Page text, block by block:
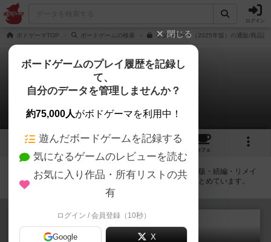
ログイン
ボドゲーマTOP ボードゲームの検索 モダンアート（2025年版）の通販/商品詳
モダンアート
拡張/関連作品 5件
10 4 64
カフェ
モダンアートに紐付いているボードゲーム一覧です。拡張版・続編・リメイ
ク版などの同じシリーズを中心に、関連性の強い作品をまとめています。
閉じる
ボードゲームのプレイ履歴を記録し
て、
自分のデータを管理しませんか？
約75,000人がボドゲーマを利用中！
遊んだボードゲームを記録する
気になるゲームのレビューを読む
お気に入り作品・所有リストの共
有
ログイン / 会員登録（10秒）
Google X